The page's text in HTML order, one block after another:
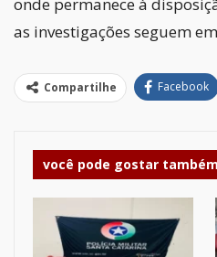
onde permanece à
as investigações seguem
Compartilhe Facebook
você pode gostar também